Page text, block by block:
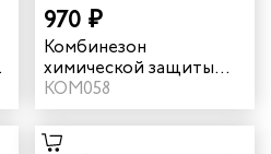
970 ₽
Комбинезон
химической защиты
Jpc58 Neofit цвет
белый
КОМ058